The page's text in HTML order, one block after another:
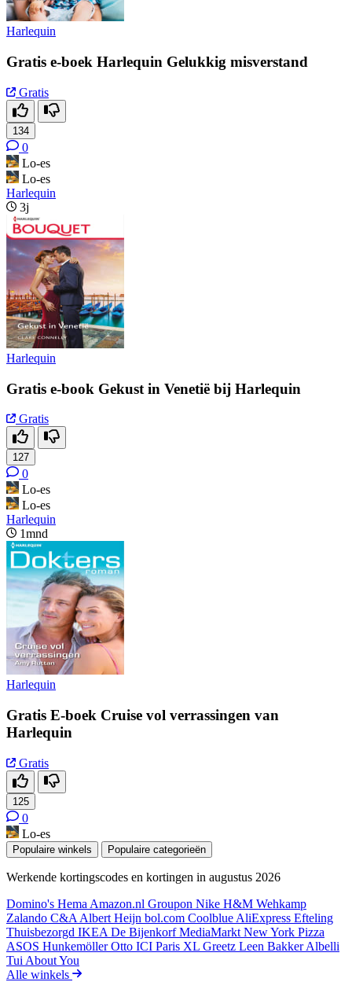
Harlequin
Gratis e-boek Harlequin Gelukkig misverstand
Gratis
134
0
Lo-es
Lo-es
Harlequin
3j
Harlequin
Gratis e-book Gekust in Venetië bij Harlequin
Gratis
127
0
Lo-es
Lo-es
Harlequin
1mnd
Harlequin
Gratis E-boek Cruise vol verrassingen van
Harlequin
Gratis
125
0
Lo-es
Populaire winkels Populaire categorieën
Werkende kortingscodes en kortingen in augustus 2026
Domino's Hema Amazon.nl Groupon Nike H&M Wehkamp
Zalando C&A Albert Heijn bol.com Coolblue AliExpress Efteling
Thuisbezorgd IKEA De BijenkorfMediaMarkt New York Pizza
ASOS HunkemöllerOtto ICI Paris XL Greetz Leen BakkerAlbelli
Tui About You
Alle winkels